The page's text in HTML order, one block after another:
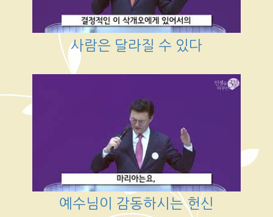
사람은 달라질 수 있다
예수님이 감동하시는 헌신